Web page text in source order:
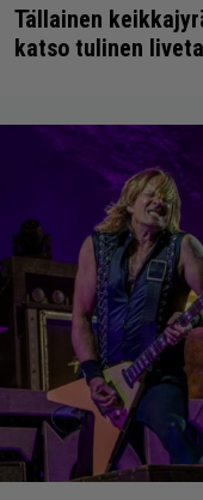
Tällainen
katso tulinen